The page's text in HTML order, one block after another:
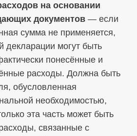
на основании
документов — если
сумма не применяется,
декларации могут быть
понесённые и
расходы. Должна быть
обусловленная
необходимостью,
эта часть может быть
связанные с